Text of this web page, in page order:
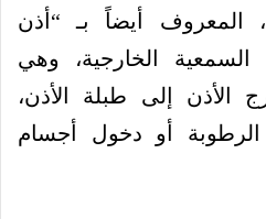
المعروف أيضاً بـ “أذن
السمعية الخارجية، وهي
الأذن إلى طبلة الأذن،
أو دخول أجسام